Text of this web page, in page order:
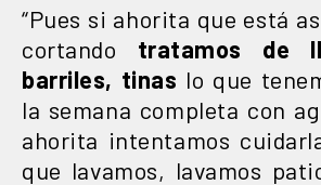
“Pues si ahorita que está
cortando tratamos de
barriles, tinas lo que
la semana completa con
ahorita intentamos
que lavamos, lavamos